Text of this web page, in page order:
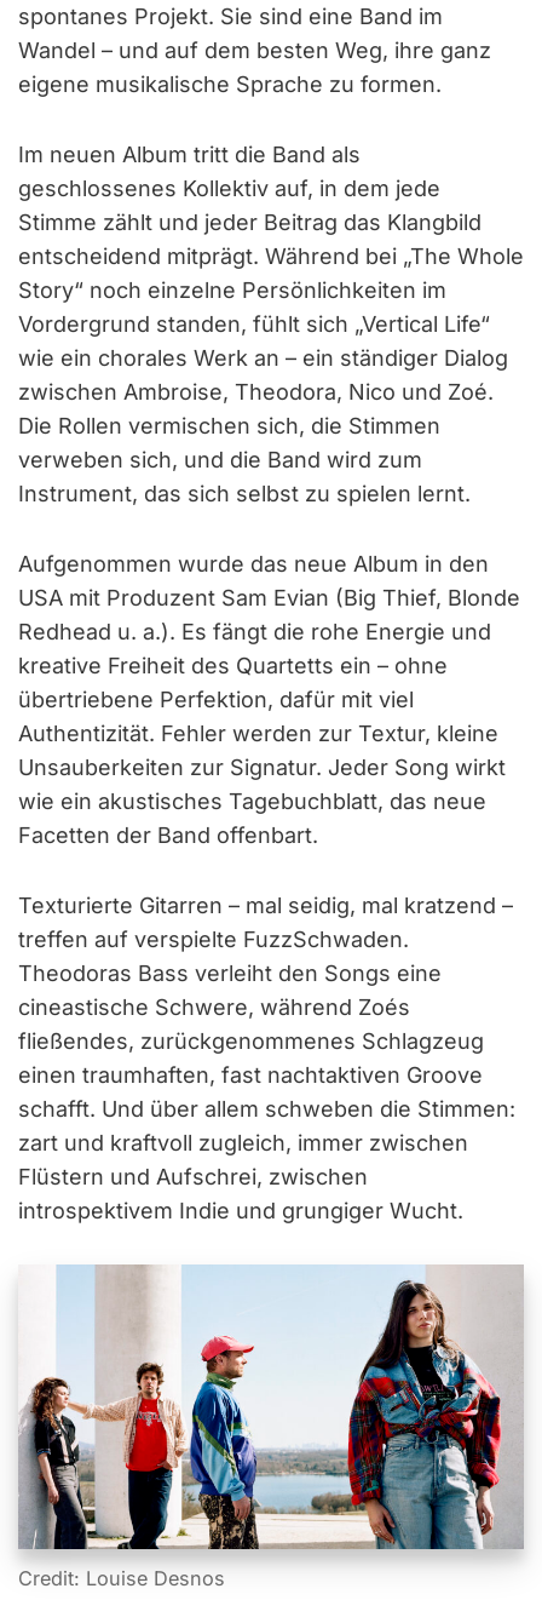
spontanes Projekt. Sie sind eine Band im
Wandel – und auf dem besten Weg, ihre ganz
eigene musikalische Sprache zu formen.
Im neuen Album tritt die Band als
geschlossenes Kollektiv auf, in dem jede
Stimme zählt und jeder Beitrag das Klangbild
entscheidend mitprägt. Während bei „The Whole
Story“ noch einzelne Persönlichkeiten im
Vordergrund standen, fühlt sich „Vertical Life“
wie ein chorales Werk an – ein ständiger Dialog
zwischen Ambroise, Theodora, Nico und Zoé.
Die Rollen vermischen sich, die Stimmen
verweben sich, und die Band wird zum
Instrument, das sich selbst zu spielen lernt.
Aufgenommen wurde das neue Album in den
USA mit Produzent Sam Evian (Big Thief, Blonde
Redhead u. a.). Es fängt die rohe Energie und
kreative Freiheit des Quartetts ein – ohne
übertriebene Perfektion, dafür mit viel
Authentizität. Fehler werden zur Textur, kleine
Unsauberkeiten zur Signatur. Jeder Song wirkt
wie ein akustisches Tagebuchblatt, das neue
Facetten der Band offenbart.
Texturierte Gitarren – mal seidig, mal kratzend –
treffen auf verspielte FuzzSchwaden.
Theodoras Bass verleiht den Songs eine
cineastische Schwere, während Zoés
fließendes, zurückgenommenes Schlagzeug
einen traumhaften, fast nachtaktiven Groove
schafft. Und über allem schweben die Stimmen:
zart und kraftvoll zugleich, immer zwischen
Flüstern und Aufschrei, zwischen
introspektivem Indie und grungiger Wucht.
Credit: Louise Desnos